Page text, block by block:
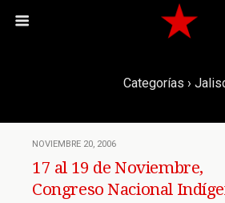
Categorías ›
NOVIEMBRE 20, 2006
17 al 19 de Noviembre,
Congreso Nacional